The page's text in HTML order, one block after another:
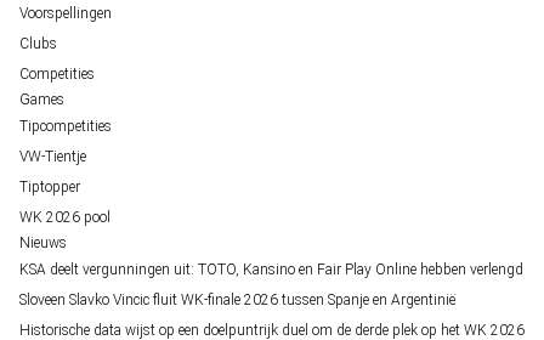
Voorspellingen
Clubs
Competities
Games
Tipcompetities
VW-Tientje
Tiptopper
WK 2026 pool
Nieuws
KSA deelt vergunningen uit: TOTO, Kansino en Fair Play Online hebben verlengd
Sloveen Slavko Vincic fluit WK-finale 2026 tussen Spanje en Argentinië
Historische data wijst op een doelpuntrijk duel om de derde plek op het WK 2026